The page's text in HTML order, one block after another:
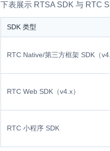
实时互动基础能力
下表展示 RTSA SDK 与 RTC
SDK 类型
RTC Native/第三方框架 SDK（
RTC Web SDK（v4.x）
RTC 小程序 SDK